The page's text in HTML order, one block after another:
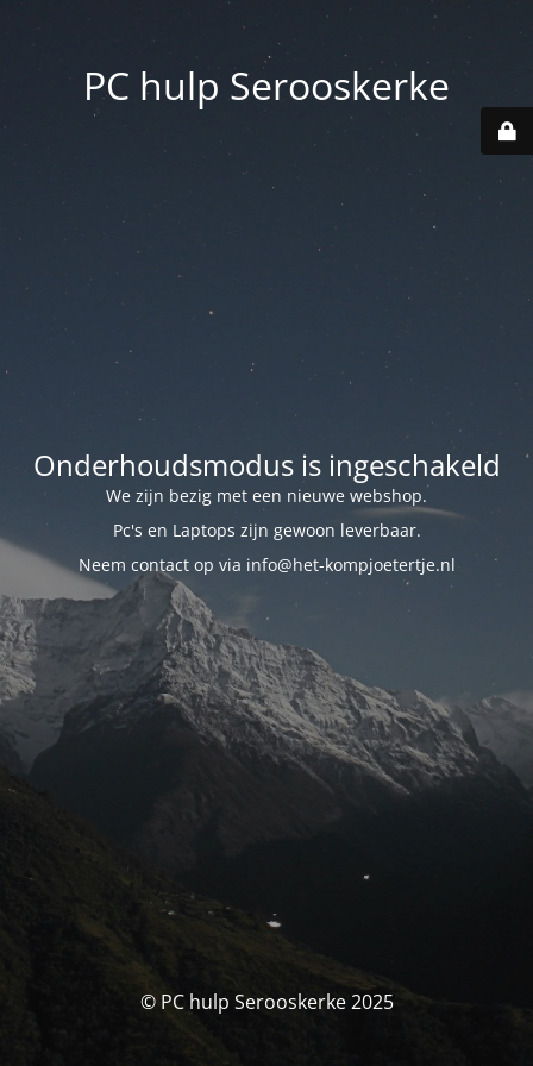
PC hulp Serooskerke
Onderhoudsmodus is ingeschakeld
We zijn bezig met een nieuwe webshop.
Pc's en Laptops zijn gewoon leverbaar.
Neem contact op via info@het-kompjoetertje.nl
© PC hulp Serooskerke 2025